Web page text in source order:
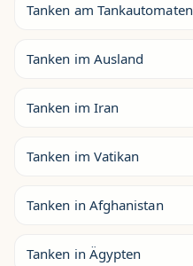
Tanken am Tankautomaten
Tanken im Ausland
Tanken im Iran
Tanken im Vatikan
Tanken in Afghanistan
Tanken in Ägypten